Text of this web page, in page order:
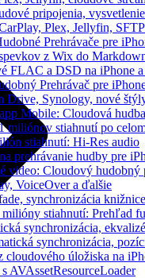
pripojenia,
Plex, Jellyfin,
Prehrávače pre
z Wix do
FLAC a DSD na iPhone
Prehrávač pre
Drive, Synology, nové
Mobile: Cloudová
miliónov stiahnutí po
stiahnutí: Hi-Res audio
prehrávanie hudby pre
video: Cloudový hudobný
VoiceOver a ďalšie
synchronizácia
milióny stiahnutí: Prehľad
synchronizácia,
synchronizácia,
cloudového úložiska na
AVAssetResourceLoader